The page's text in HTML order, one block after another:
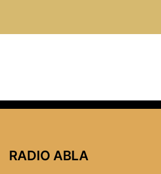
RADIO ABLA